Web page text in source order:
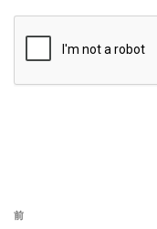
投
前
前